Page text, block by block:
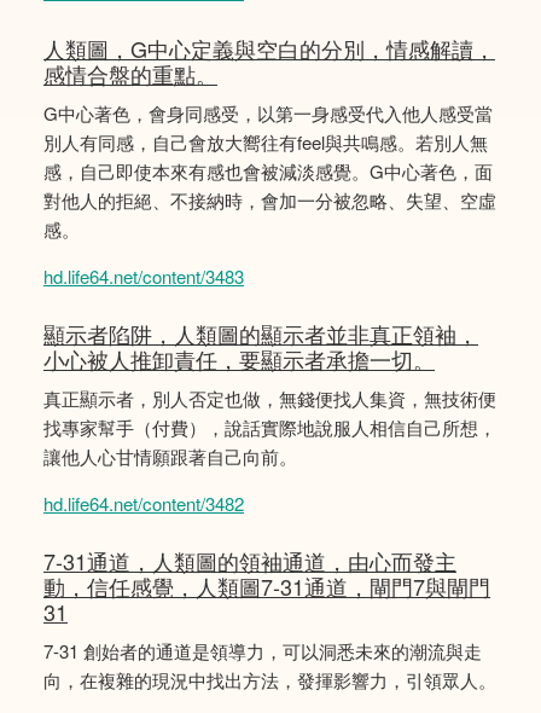
人類圖，G中心定義與空白的分別，情感解讀，
感情合盤的重點。
G中心著色，會身同感受，以第一身感受代入他人感受當
別人有同感，自己會放大嚮往有feel與共鳴感。若別人無
感，自己即使本來有感也會被減淡感覺。G中心著色，面
對他人的拒絕、不接納時，會加一分被忽略、失望、空虛
感。
hd.life64.net/content/3483
顯示者陷阱，人類圖的顯示者並非真正領袖，
小心被人推卸責任，要顯示者承擔一切。
真正顯示者，別人否定也做，無錢便找人集資，無技術便
找專家幫手（付費），說話實際地說服人相信自己所想，
讓他人心甘情願跟著自己向前。
hd.life64.net/content/3482
7-31通道，人類圖的領袖通道，由心而發主
動，信任感覺，人類圖7-31通道，閘門7與閘門
31
7-31 創始者的通道是領導力，可以洞悉未來的潮流與走
向，在複雜的現況中找出方法，發揮影響力，引領眾人。